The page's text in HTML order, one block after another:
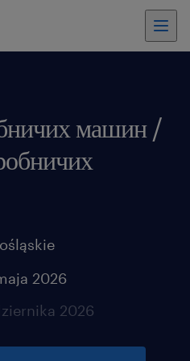
машин /
2026
2026